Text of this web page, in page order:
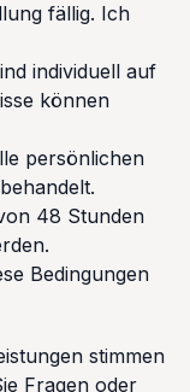
fällig. Ich
individuell auf
können
persönlichen
48 Stunden
Bedingungen
stimmen
Fragen oder